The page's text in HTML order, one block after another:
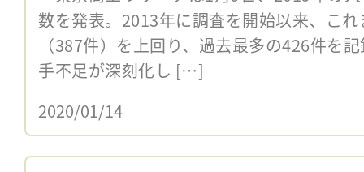
数を発表。2013年に調査を開始以来、こ
（387件）を上回り、過去最多の426件を
手不足が深刻化し […]
2020/01/14